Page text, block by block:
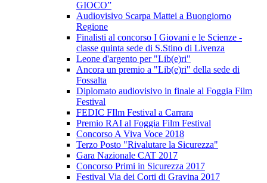
GIOCO”
Audiovisivo Scarpa Mattei a Buongiorno
Regione
Finalisti al concorso I Giovani e le Scienze -
classe quinta sede di S.Stino di Livenza
Leone d'argento per "Lib(e)ri"
Ancora un premio a "Lib(e)ri" della sede di
Fossalta
Diplomato audiovisivo in finale al Foggia Film
Festival
FEDIC FIlm Festival a Carrara
Premio RAI al Foggia Film Festival
Concorso A Viva Voce 2018
Terzo Posto "Rivalutare la Sicurezza"
Gara Nazionale CAT 2017
Concorso Primi in Sicurezza 2017
Festival Via dei Corti di Gravina 2017